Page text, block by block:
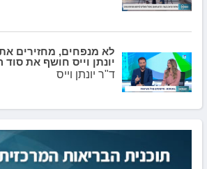
לא מנפחים, מחזירים
יונתן וייס חושף את
ד"ר יונתן וייס